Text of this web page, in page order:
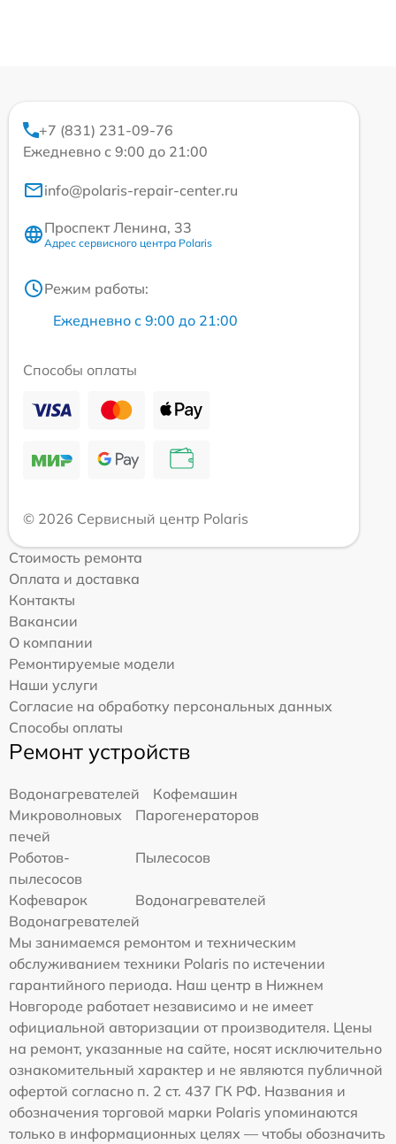
+7 (831) 231-09-76
Ежедневно с 9:00 до 21:00
info@polaris-repair-center.ru
Проспект Ленина, 33
Адрес сервисного центра Polaris
Режим работы:
Ежедневно с 9:00 до 21:00
Способы оплаты
© 2026 Сервисный центр Polaris
Стоимость ремонта
Оплата и доставка
Контакты
Вакансии
О компании
Ремонтируемые модели
Наши услуги
Согласие на обработку персональных данных
Способы оплаты
Ремонт устройств
Водонагревателей
Кофемашин
Микроволновых
печей
Парогенераторов
Роботов-
пылесосов
Пылесосов
Кофеварок
Водонагревателей
Водонагревателей
Мы занимаемся ремонтом и техническим
обслуживанием техники Polaris по истечении
гарантийного периода. Наш центр в Нижнем
Новгороде работает независимо и не имеет
официальной авторизации от производителя. Цены
на ремонт, указанные на сайте, носят исключительно
ознакомительный характер и не являются публичной
офертой согласно п. 2 ст. 437 ГК РФ. Названия и
обозначения торговой марки Polaris упоминаются
только в информационных целях — чтобы обозначить